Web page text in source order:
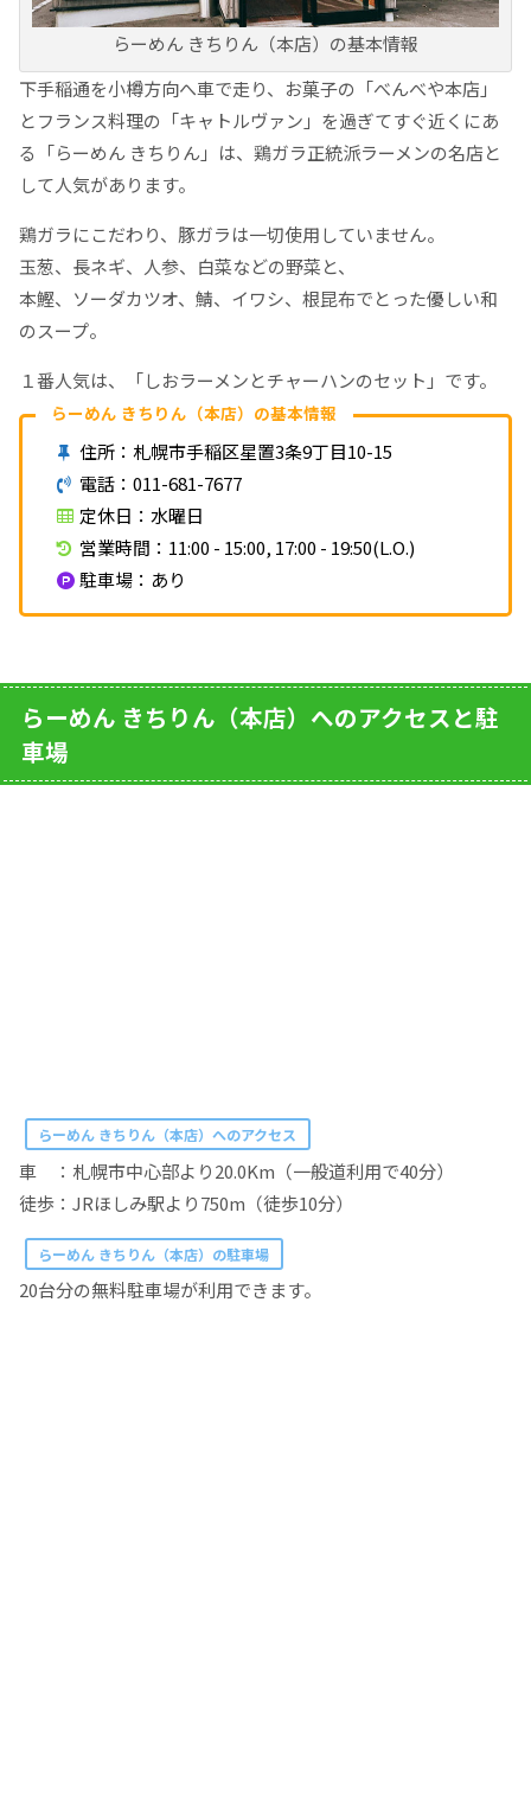
らーめん きちりん（本店）の基本情報
下手稲通を小樽方向へ車で走り、お菓子の「べんべや本店」
とフランス料理の「キャトルヴァン」を過ぎてすぐ近くにあ
る「らーめん きちりん」は、鶏ガラ正統派ラーメンの名店と
して人気があります。
鶏ガラにこだわり、豚ガラは一切使用していません。
玉葱、長ネギ、人参、白菜などの野菜と、
本鰹、ソーダカツオ、鯖、イワシ、根昆布でとった優しい和
のスープ。
１番人気は、「しおラーメンとチャーハンのセット」です。
らーめん きちりん（本店）の基本情報
住所：札幌市手稲区星置3条9丁目10-15
電話：011-681-7677
定休日：水曜日
営業時間：11:00 - 15:00, 17:00 - 19:50(L.O.)
駐車場：あり
らーめん きちりん（本店）へのアクセスと駐
車場
らーめん きちりん（本店）へのアクセス
車 ：札幌市中心部より20.0Km（一般道利用で40分）
徒歩：JRほしみ駅より750m（徒歩10分）
らーめん きちりん（本店）の駐車場
20台分の無料駐車場が利用できます。